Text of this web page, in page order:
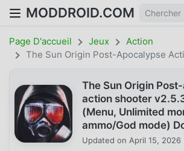
MODDROID.COM
Page D'accueil Jeux
Action
The Sun Origin Post-Apocalypse
The Sun Origin
action shooter
(Menu, Unlimited
ammo/God mode)
Updated on April 15, 2026